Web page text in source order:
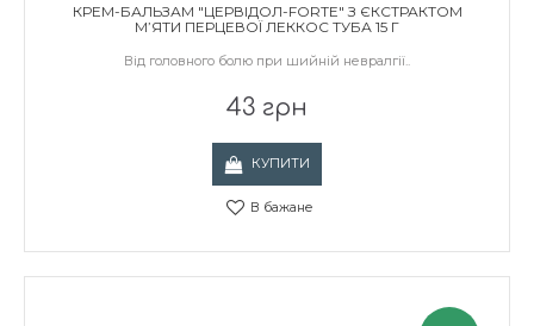
КРЕМ-БАЛЬЗАМ "ЦЕРВІДОЛ-FORTE" З ЄКСТРАКТОМ
М’ЯТИ ПЕРЦЕВОЇ ЛЕККОС ТУБА 15 Г
Від головного болю при шийній невралгії..
43 грн
КУПИТИ
В бажане